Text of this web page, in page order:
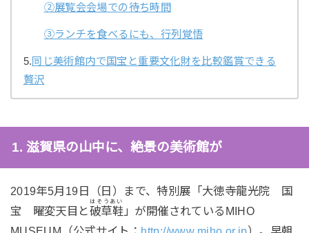
②展覧会会場での待ち時間
③ランチを食べるにも、行列覚悟
5.同じ美術館内で国宝と重要文化財を比較鑑賞できる
贅沢
1. 滋賀県の山中に、絶景の美術館が
2019年5月19日（日）まで、特別展「大徳寺龍光院 国
宝 曜変天目と破草鞋
はそうあい
」が開催されているMIHO